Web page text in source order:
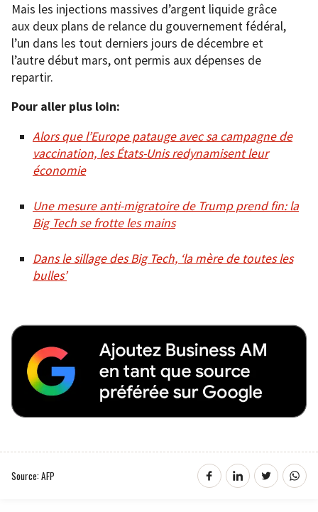
Mais les injections massives d’argent liquide grâce
aux deux plans de relance du gouvernement fédéral,
l’un dans les tout derniers jours de décembre et
l’autre début mars, ont permis aux dépenses de
repartir.
Pour aller plus loin:
Alors que l’Europe patauge avec sa campagne de
vaccination, les États-Unis redynamisent leur
économie
Une mesure anti-migratoire de Trump prend fin: la
Big Tech se frotte les mains
Dans le sillage des Big Tech, ‘la mère de toutes les
bulles’
Source: AFP